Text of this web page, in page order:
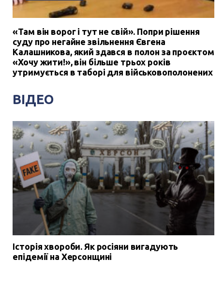
«Там він ворог і тут не свій». Попри рішення
суду про негайне звільнення Євгена
Калашникова, який здався в полон за проєктом
«Хочу жити!», він більше трьох років
утримується в таборі для військовополонених
ВІДЕО
Історія хвороби. Як росіяни вигадують
епідемії на Херсонщині